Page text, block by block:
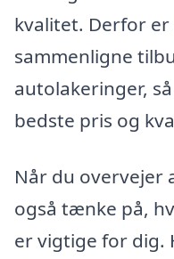
kvalitet. Derfor
sammenligne
autolakeringer,
bedste pris og
Når du overvejer
også tænke på,
er vigtige for dig.